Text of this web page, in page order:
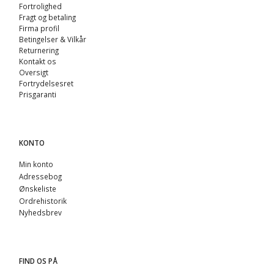
Fortrolighed
Fragt og betaling
Firma profil
Betingelser & Vilkår
Returnering
Kontakt os
Oversigt
Fortrydelsesret
Prisgaranti
KONTO
Min konto
Adressebog
Ønskeliste
Ordrehistorik
Nyhedsbrev
FIND OS PÅ